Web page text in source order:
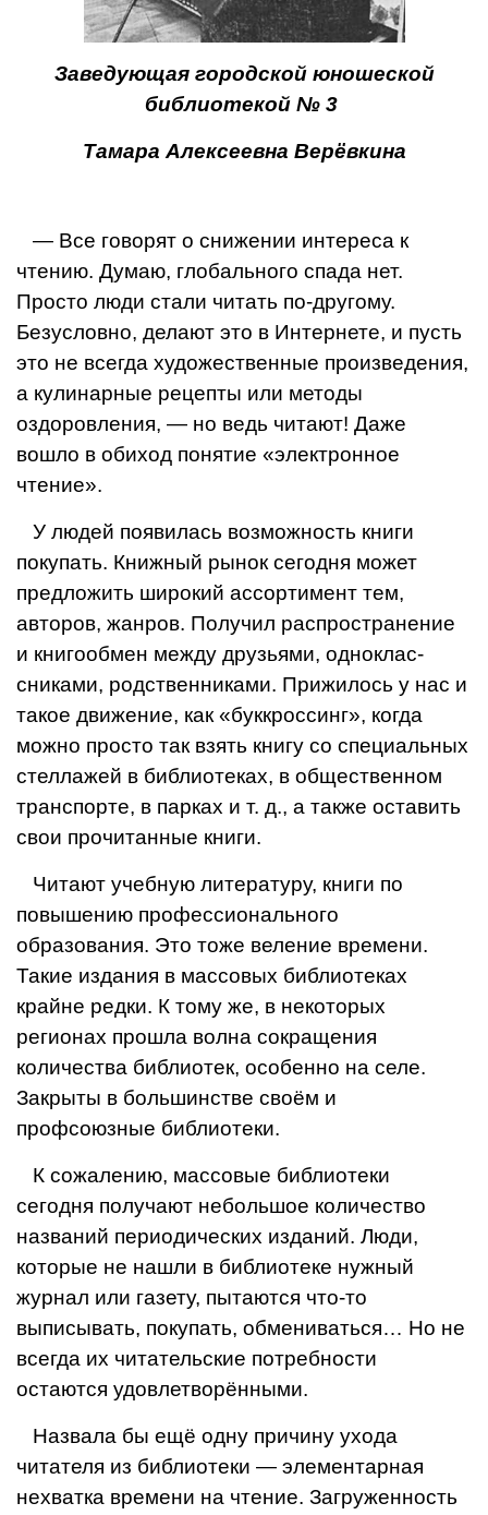
Заведующая городской юношеской
библиотекой № 3
Тамара Алексеевна Верёвкина
— Все говорят о снижении интереса к
чтению. Думаю, глобального спада нет.
Просто люди стали читать по-дру­гому.
Безусловно, делают это в Интернете, и пусть
это не всегда художественные произведения,
а кулинарные ре­цепты или методы
оздоровления, — но ведь читают! Даже
вошло в обиход понятие «электронное
чтение».
У людей появилась возможность книги
покупать. Книжный рынок сегодня может
предложить широкий ассортимент тем,
авторов, жанров. Получил распро­странение
и книгообмен между друзьями, одноклас­
сниками, родственниками. Прижилось у нас и
такое движение, как «буккроссинг», когда
можно просто так взять книгу со специальных
стеллажей в библиотеках, в общественном
транспорте, в парках и т. д., а также оставить
свои прочитанные книги.
Читают учебную литературу, книги по
повышению про­фессионального
образования. Это тоже веление време­ни.
Такие издания в массовых библиотеках
крайне редки. К тому же, в некоторых
регионах прошла волна сокраще­ния
количества библиотек, особенно на селе.
Закрыты в большинстве своём и
профсоюзные библиотеки.
К сожалению, массовые библиотеки
сегодня полу­чают небольшое количество
названий периодических изданий. Люди,
которые не нашли в библиотеке нуж­ный
журнал или газету, пытаются что-то
выписывать, покупать, обмениваться… Но не
всегда их читательские потребности
остаются удовлетворёнными.
Назвала бы ещё одну причину ухода
читателя из би­блиотеки — элементарная
нехватка времени на чтение. Загруженность